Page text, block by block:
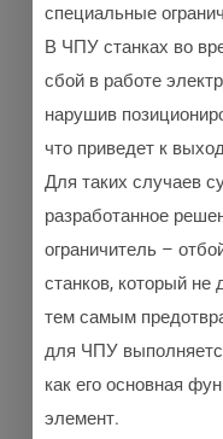
специальные
В ЧПУ станках во
сбой в работе
нарушив
что приведет к
Для таких случаев
разработанное
ограничитель –
станков, который не
тем самым
для ЧПУ
как его основная
элемент.